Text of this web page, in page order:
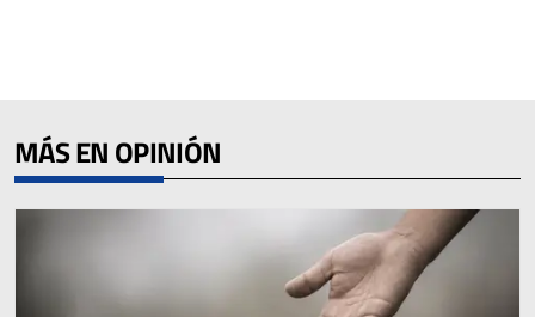
MÁS EN OPINIÓN